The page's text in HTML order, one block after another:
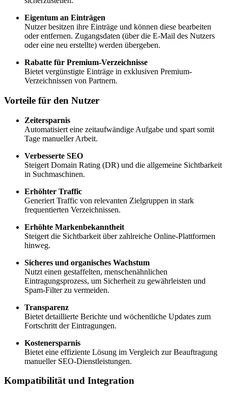
Eigentum an Einträgen
Nutzer besitzen ihre Einträge und können diese bearbeiten
oder entfernen. Zugangsdaten (über die E-Mail des Nutzers
oder eine neu erstellte) werden übergeben.
Rabatte für Premium-Verzeichnisse
Bietet vergünstigte Einträge in exklusiven Premium-
Verzeichnissen von Partnern.
Vorteile für den Nutzer
Zeitersparnis
Automatisiert eine zeitaufwändige Aufgabe und spart somit
Tage manueller Arbeit.
Verbesserte SEO
Steigert Domain Rating (DR) und die allgemeine Sichtbarkeit
in Suchmaschinen.
Erhöhter Traffic
Generiert Traffic von relevanten Zielgruppen in stark
frequentierten Verzeichnissen.
Erhöhte Markenbekanntheit
Steigert die Sichtbarkeit über zahlreiche Online-Plattformen
hinweg.
Sicheres und organisches Wachstum
Nutzt einen gestaffelten, menschenähnlichen
Eintragungsprozess, um Sicherheit zu gewährleisten und
Spam-Filter zu vermeiden.
Transparenz
Bietet detaillierte Berichte und wöchentliche Updates zum
Fortschritt der Eintragungen.
Kostenersparnis
Bietet eine effiziente Lösung im Vergleich zur Beauftragung
manueller SEO-Dienstleistungen.
Kompatibilität und Integration